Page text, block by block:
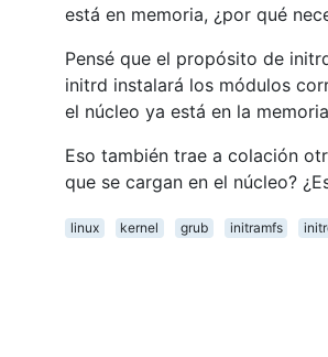
está en memoria, ¿por qué
Pensé que el propósito de
initrd instalará los módulos
el núcleo ya está en la
Eso también trae a colación
que se cargan en el núcleo?
linux kernel grub initramfs